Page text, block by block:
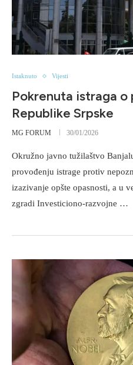
Istaknuto Vijesti
Pokrenuta istraga o
Republike Srpske
MG FORUM 30/01/2026
Okružno javno tužilaštvo
provođenju istrage protiv
izazivanje opšte opasnosti, a u
zgradi Investiciono-razvojne …